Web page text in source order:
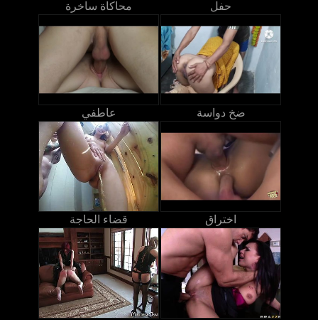
محاكاة ساخرة حفل
عاطفي ضخ دواسة
قضاء الحاجة اختراق